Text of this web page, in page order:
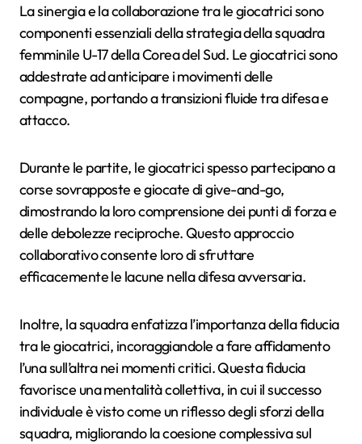
La sinergia e la collaborazione tra le giocatrici sono
componenti essenziali della strategia della squadra
femminile U-17 della Corea del Sud. Le giocatrici sono
addestrate ad anticipare i movimenti delle
compagne, portando a transizioni fluide tra difesa e
attacco.
Durante le partite, le giocatrici spesso partecipano a
corse sovrapposte e giocate di give-and-go,
dimostrando la loro comprensione dei punti di forza e
delle debolezze reciproche. Questo approccio
collaborativo consente loro di sfruttare
efficacemente le lacune nella difesa avversaria.
Inoltre, la squadra enfatizza l’importanza della fiducia
tra le giocatrici, incoraggiandole a fare affidamento
l’una sull’altra nei momenti critici. Questa fiducia
favorisce una mentalità collettiva, in cui il successo
individuale è visto come un riflesso degli sforzi della
squadra, migliorando la coesione complessiva sul